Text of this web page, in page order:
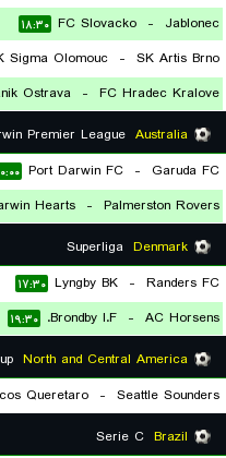
Jablonec
-
FC Slovacko ۱۸:۳۰
SK Artis Brno
-
Sigma Olomouc
FC Hradec Kralove
-
Ostrava
Australia
Garuda FC
-
Port Darwin FC
Palmerston Rovers
-
Hearts
Denmark
Randers FC
-
Lyngby BK ۱۷:۳۰
AC Horsens
-
Brondby I.F. ۱۹:۳۰
North and Central America
Seattle Sounders
-
Brazil